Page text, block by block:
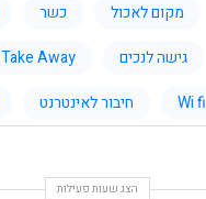
מקום לאכול כשר
גישה לנכים Take Away
Wi fi חיבור לאינטרנט
הצג שעות פעילות